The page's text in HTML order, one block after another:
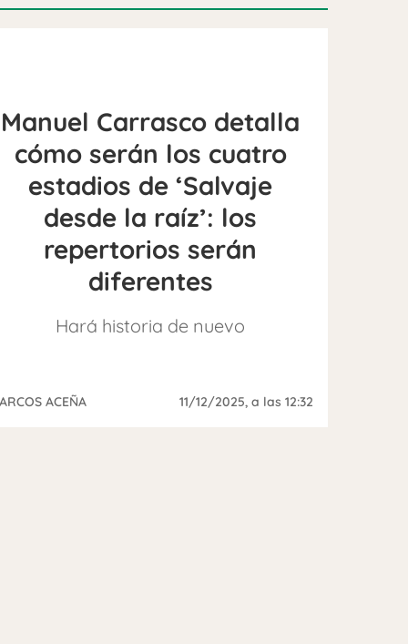
Manuel Carrasco detalla
cómo serán los cuatro
estadios de ‘Salvaje
desde la raíz’: los
repertorios serán
diferentes
Hará historia de nuevo
ACEÑA 11/12/2025, a las 12:32